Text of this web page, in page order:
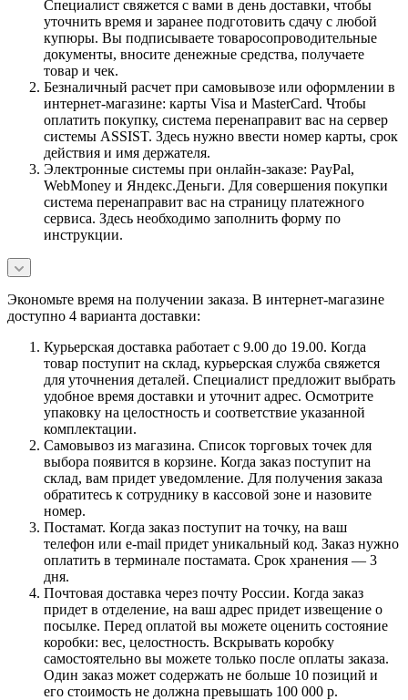
Специалист свяжется с вами в день доставки, чтобы
уточнить время и заранее подготовить сдачу с любой
купюры. Вы подписываете товаросопроводительные
документы, вносите денежные средства, получаете
товар и чек.
Безналичный расчет при самовывозе или оформлении в
интернет-магазине: карты Visa и MasterCard. Чтобы
оплатить покупку, система перенаправит вас на сервер
системы ASSIST. Здесь нужно ввести номер карты, срок
действия и имя держателя.
Электронные системы при онлайн-заказе: PayPal,
WebMoney и Яндекс.Деньги. Для совершения покупки
система перенаправит вас на страницу платежного
сервиса. Здесь необходимо заполнить форму по
инструкции.
Экономьте время на получении заказа. В интернет-магазине
доступно 4 варианта доставки:
Курьерская доставка работает с 9.00 до 19.00. Когда
товар поступит на склад, курьерская служба свяжется
для уточнения деталей. Специалист предложит выбрать
удобное время доставки и уточнит адрес. Осмотрите
упаковку на целостность и соответствие указанной
комплектации.
Самовывоз из магазина. Список торговых точек для
выбора появится в корзине. Когда заказ поступит на
склад, вам придет уведомление. Для получения заказа
обратитесь к сотруднику в кассовой зоне и назовите
номер.
Постамат. Когда заказ поступит на точку, на ваш
телефон или e-mail придет уникальный код. Заказ нужно
оплатить в терминале постамата. Срок хранения — 3
дня.
Почтовая доставка через почту России. Когда заказ
придет в отделение, на ваш адрес придет извещение о
посылке. Перед оплатой вы можете оценить состояние
коробки: вес, целостность. Вскрывать коробку
самостоятельно вы можете только после оплаты заказа.
Один заказ может содержать не больше 10 позиций и
его стоимость не должна превышать 100 000 р.